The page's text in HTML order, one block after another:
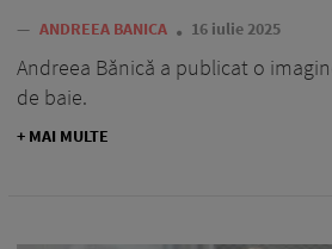
— ANDREEA BANICA 16 iulie 2025
Andreea Bănică a publicat o
de baie.
+ MAI MULTE